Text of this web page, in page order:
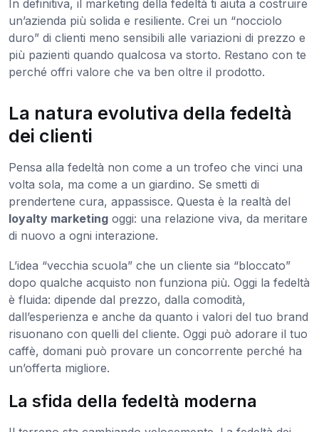
In definitiva, il marketing della fedeltà ti aiuta a costruire
un’azienda più solida e resiliente. Crei un “nocciolo
duro” di clienti meno sensibili alle variazioni di prezzo e
più pazienti quando qualcosa va storto. Restano con te
perché offri valore che va ben oltre il prodotto.
La natura evolutiva della fedeltà
dei clienti
Pensa alla fedeltà non come a un trofeo che vinci una
volta sola, ma come a un giardino. Se smetti di
prendertene cura, appassisce. Questa è la realtà del
loyalty marketing oggi: una relazione viva, da meritare
di nuovo a ogni interazione.
L’idea “vecchia scuola” che un cliente sia “bloccato”
dopo qualche acquisto non funziona più. Oggi la fedeltà
è fluida: dipende dal prezzo, dalla comodità,
dall’esperienza e anche da quanto i valori del tuo brand
risuonano con quelli del cliente. Oggi può adorare il tuo
caffè, domani può provare un concorrente perché ha
un’offerta migliore.
La sfida della fedeltà moderna